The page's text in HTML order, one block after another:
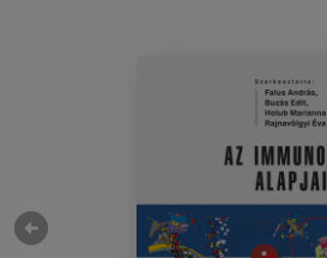
arrow_circle_left